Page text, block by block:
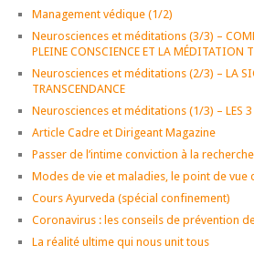
Management védique (1/2)
Neurosciences et méditations (3/3) –
PLEINE CONSCIENCE ET LA MÉDITATION
Neurosciences et méditations (2/3) – LA
TRANSCENDANCE
Neurosciences et méditations (1/3) – LES 3
Article Cadre et Dirigeant Magazine
Passer de l’intime conviction à la
Modes de vie et maladies, le point de vue
Cours Ayurveda (spécial confinement)
Coronavirus : les conseils de prévention
La réalité ultime qui nous unit tous